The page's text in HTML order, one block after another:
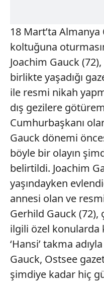
18 Mart’ta Almanya
koltuğuna
Joachim Gauck
birlikte yaşadığı
ile resmi nikah
dış gezilere
Cumhurbaşkanı
Gauck dönemi
böyle bir olayın
belirtildi. Joachim
yaşındayken
annesi olan ve
Gerhild Gauck (72),
ilgili özel
‘Hansi’ takma
Gauck, Ostsee
şimdiye kadar hiç